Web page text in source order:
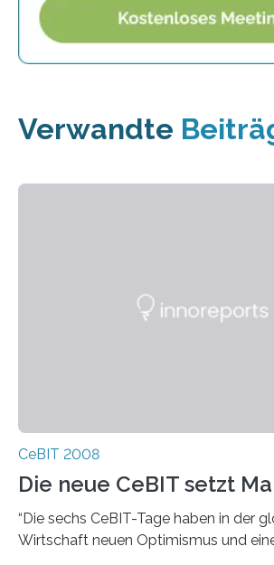
Verwandte
CeBIT 2008
Die neue CeBIT setzt
“Die sechs CeBIT-Tage haben in der
Wirtschaft neuen Optimismus und